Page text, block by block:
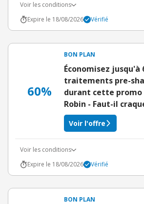
Voir les conditions
Expire le 18/08/2026
Vérifié
60%
BON PLAN
Économisez jusqu'à
traitements pre-
durant cette promo
Robin - Faut-il
Voir l'offre
Voir les conditions
Expire le 18/08/2026
Vérifié
BON PLAN